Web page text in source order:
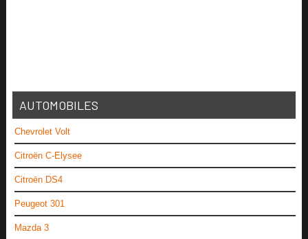
AUTOMOBILES
Chevrolet Volt
Citroën C-Elysee
Citroën DS4
Peugeot 301
Mazda 3